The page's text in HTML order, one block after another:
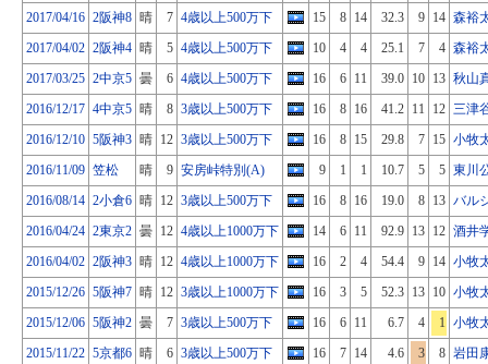
2017/04/16 2阪神8 晴 7 4歳以上500万下 15 8 14 32.3 9 14 森裕
2017/04/02 2阪神4 晴 5 4歳以上500万下 10 4 4 25.1 7 4 森裕
2017/03/25 2中京5 曇 6 4歳以上500万下 16 6 11 39.0 10 13 秋山
2016/12/17 4中京5 晴 8 3歳以上500万下 16 8 16 41.2 11 12 三津
2016/12/10 5阪神3 晴 12 3歳以上500万下 16 8 15 29.8 7 15 小牧
2016/11/09 笠松 晴 9 安房峠特別(A) 9 1 1 10.7 5 5 東川
2016/08/14 2小倉6 晴 12 3歳以上500万下 16 8 16 19.0 8 13 バル
2016/04/24 2東京2 曇 12 4歳以上1000万下 14 6 11 92.9 13 12 酒井
2016/04/02 2阪神3 晴 12 4歳以上1000万下 16 2 4 54.4 9 14 小牧
2015/12/26 5阪神7 晴 12 3歳以上1000万下 16 3 5 52.3 13 10 小牧
2015/12/06 5阪神2 曇 7 3歳以上500万下 16 6 11 6.7 4 1 小牧
2015/11/22 5京都6 晴 6 3歳以上500万下 16 7 14 4.6 3 8 岩田